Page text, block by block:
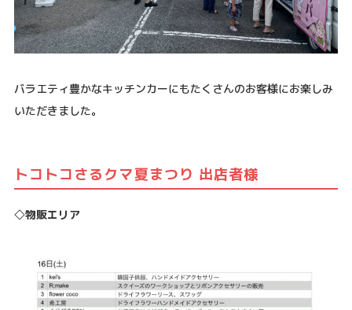
バラエティ豊かなキッチンカーにもたくさんのお客様にお楽しみ
いただきました。
トコトコさるクマ夏まつり 出店者様
◇物販エリア